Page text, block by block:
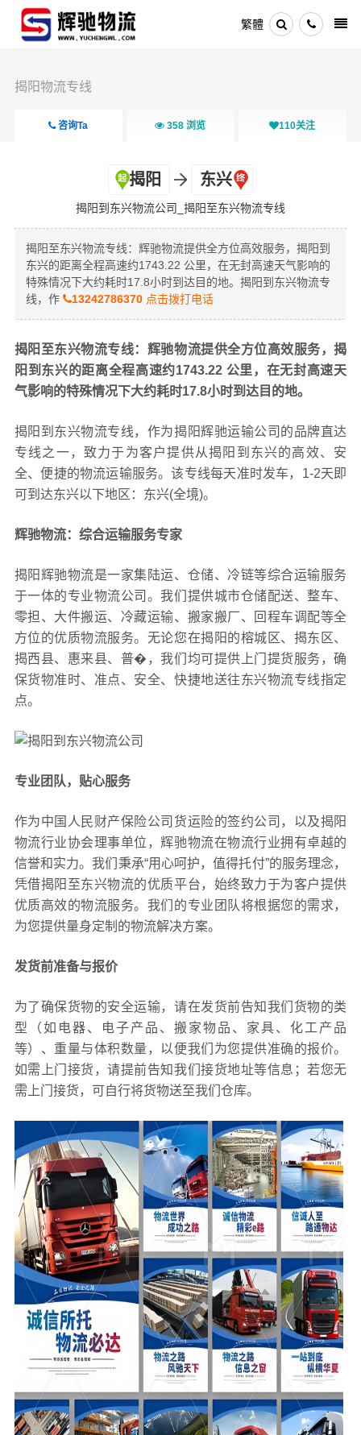
繁體
揭阳物流专线
咨询Ta 358 浏览 110关注
揭阳 东兴
揭阳到东兴物流公司_揭阳至东兴物流专线
揭阳至东兴物流专线：辉驰物流提供全方位高效服务，揭阳到
东兴的距离全程高速约1743.22 公里，在无封高速天气影响的
特殊情况下大约耗时17.8小时到达目的地。揭阳到东兴物流专
线，作
13242786370点击拨打电话
揭阳至东兴物流专线：辉驰物流提供全方位高效服务，揭
阳到东兴的距离全程高速约1743.22 公里，在无封高速天
气影响的特殊情况下大约耗时17.8小时到达目的地。
揭阳到东兴物流专线，作为揭阳辉驰运输公司的品牌直达
专线之一，致力于为客户提供从揭阳到东兴的高效、安
全、便捷的物流运输服务。该专线每天准时发车，1-2天即
可到达东兴以下地区：东兴(全境)。
辉驰物流：综合运输服务专家
揭阳辉驰物流是一家集陆运、仓储、冷链等综合运输服务
于一体的专业物流公司。我们提供城市仓储配送、整车、
零担、大件搬运、冷藏运输、搬家搬厂、回程车调配等全
方位的优质物流服务。无论您在揭阳的榕城区、揭东区、
揭西县、惠来县、普�，我们均可提供上门提货服务，确
保货物准时、准点、安全、快捷地送往东兴物流专线指定
点。
专业团队，贴心服务
作为中国人民财产保险公司货运险的签约公司，以及揭阳
物流行业协会理事单位，辉驰物流在物流行业拥有卓越的
信誉和实力。我们秉承“用心呵护，值得托付”的服务理念，
凭借揭阳至东兴物流的优质平台，始终致力于为客户提供
优质高效的物流服务。我们的专业团队将根据您的需求，
为您提供量身定制的物流解决方案。
发货前准备与报价
为了确保货物的安全运输，请在发货前告知我们货物的类
型（如电器、电子产品、搬家物品、家具、化工产品
等）、重量与体积数量，以便我们为您提供准确的报价。
如需上门接货，请提前告知我们接货地址等信息；若您无
需上门接货，可自行将货物送至我们仓库。